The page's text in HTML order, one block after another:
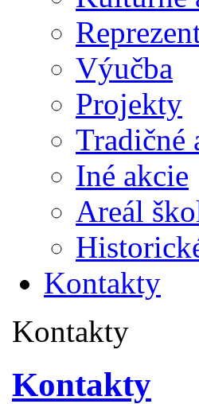
Výučba
Projekty
Tradičné
Iné akcie
Areál
Kontakty
Kontakty
Kontakty